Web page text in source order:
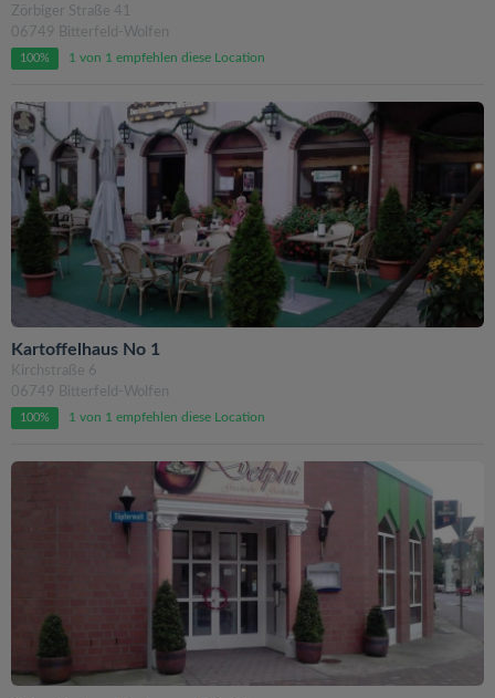
Zörbiger Straße 41
06749 Bitterfeld-Wolfen
100% 1 von 1 empfehlen diese Location
Kartoffelhaus No 1
Kirchstraße 6
06749 Bitterfeld-Wolfen
100% 1 von 1 empfehlen diese Location